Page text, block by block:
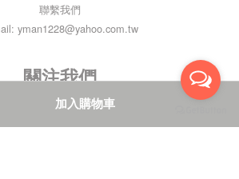
加入購物車
聯繫我們
yman1228@yahoo.com.tw
關注我們
FacebookInstagramLine